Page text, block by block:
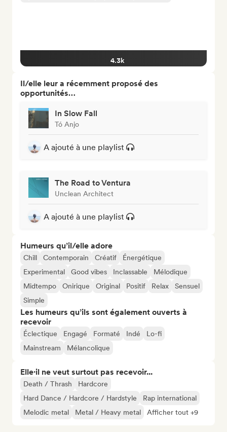
4.3k
Il/elle leur a récemment proposé des
opportunités…
In Slow Fall
Tó Anjo
A ajouté à une playlist
The Road to Ventura
Unclean Architect
A ajouté à une playlist
Humeurs qu’il/elle adore
Chill Contemporain Créatif
Énergétique
Experimental
Good vibes Inclassable
Mélodique
Midtempo
Onirique Original Positif Relax
Sensuel
Simple
Les humeurs qu’ils sont également ouverts à
recevoir
Éclectique Engagé Formaté Indé
Lo-fi
Mainstream
Mélancolique
Elle·il ne veut surtout pas recevoir...
Death / Thrash
Hardcore
Hard Dance / Hardcore / Hardstyle
Rap international
Melodic metal
Metal / Heavy metal Afficher tout +9